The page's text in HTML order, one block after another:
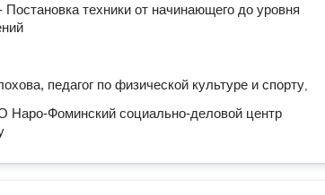
техники от начинающего до уровня
педагог по физической культуре и спорту,
Фоминский социально-деловой центр